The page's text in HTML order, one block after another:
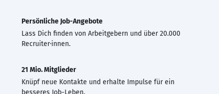
Persönliche Job-Angebote
Lass Dich finden von Arbeitgebern und über 20.000
Recruiter·innen.
21 Mio. Mitglieder
Knüpf neue Kontakte und erhalte Impulse für ein
besseres Job-Leben.